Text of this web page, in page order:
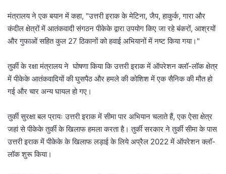
मंत्रालय ने एक बयान में कहा, "उत्तरी इराक के मेटिना, जैप, हाकुर्क, गारा और
कंदील क्षेत्रों में आतंकवादी संगठन पीकेके द्वारा उपयोग किए जा रहे बंकरों, आश्रयों
और गुफाओं सहित कुल 27 ठिकानों को हवाई अभियानों में नष्ट किया गया।"
तुर्की के रक्षा मंत्रालय ने घोषणा किया कि उत्तरी इराक में ऑपरेशन क्लॉ-लॉक क्षेत्र
में पीकेके आतंकवादियों की घुसपैठ और हमले की कोशिश में एक सैनिक की मौत हो
गई और चार अन्य घायल हो गए।
तुर्की सुरक्षा बल प्रायः उत्तरी इराक में सीमा पार अभियान चलाते हैं, एक ऐसा क्षेत्र
जहां से पीकेके तुर्की के खिलाफ हमला करता है। तुर्की सरकार ने तुर्की सीमा के पास
उत्तरी इराक में पीकेके के खिलाफ लड़ाई के लिये अप्रैल 2022 में ऑपरेशन क्लॉ-
लॉक शुरू किया।